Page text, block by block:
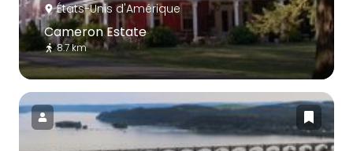
États-Unis d'Amérique
Cameron Estate
8.7 km